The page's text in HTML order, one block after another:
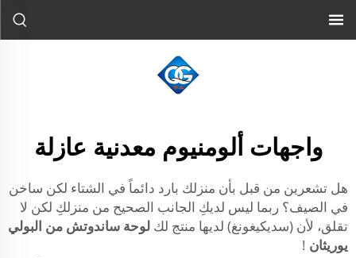
واجهات ألومنيوم معدنية عازلة
هل تشعرين من قبل بأن منزلك بارد دائماً في الشتاء لكن ساخن
في الصيف؟ ربما ليس لديكِ الجانب الصحيح من منزلكِ لكن لا
تقلق، لأن (سديكيغونغ) لديها منتج لك لوحة ساندوتش من البولي
يوريثان !